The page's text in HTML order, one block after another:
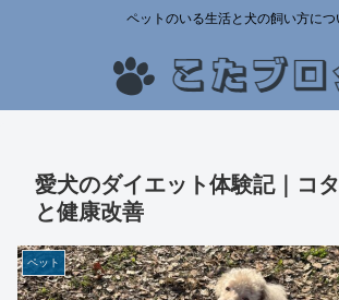
ペットのいる生活と犬の飼い方につ
愛犬のダイエット体験記｜コ
と健康改善
ペット